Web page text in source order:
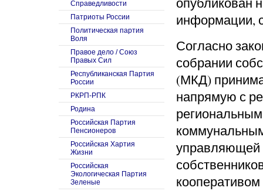
информации,
Согласно
собрании
(МКД)
напрямую с
управляющей
Справедливости
Патриоты России
Политическая партия
Воля
Правое дело / Союз
Правых Сил
Республиканская Партия
России
РКРП-РПК
Родина
Российская Партия
Пенсионеров
Российская Хартия
Жизни
Российская
Экологическая Партия
Зеленые